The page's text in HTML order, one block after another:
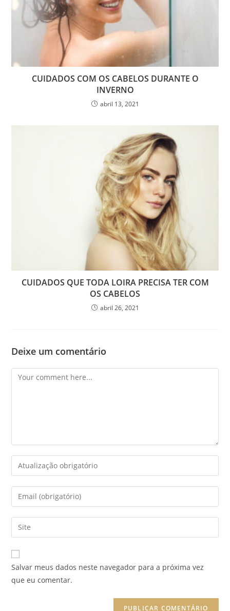
CUIDADOS COM OS CABELOS DURANTE O
INVERNO
abril 13, 2021
CUIDADOS QUE TODA LOIRA PRECISA TER COM
OS CABELOS
abril 26, 2021
Deixe um comentário
Comment
Enter
your
name
comment
Enter
your
email
address
comment
Enter
your
website
URL
Salvar meus dados neste navegador para a próxima vez
que eu comentar.